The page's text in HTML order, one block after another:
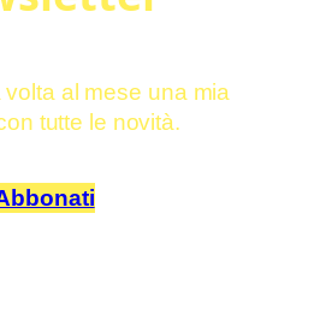
al mese una mia
tutte le novità.